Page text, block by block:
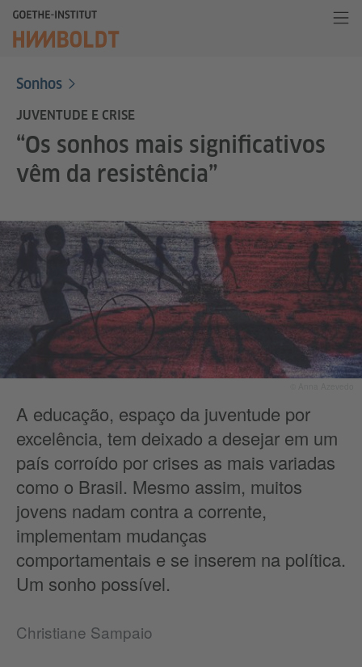
Sonhos
JUVENTUDE E CRISE
“Os sonhos mais significativos
vêm da resistência”
A educação, espaço da juventude por
excelência, tem deixado a desejar em um
país corroído por crises as mais variadas
como o Brasil. Mesmo assim, muitos
jovens nadam contra a corrente,
implementam mudanças
comportamentais e se inserem na política.
Um sonho possível.
Christiane Sampaio